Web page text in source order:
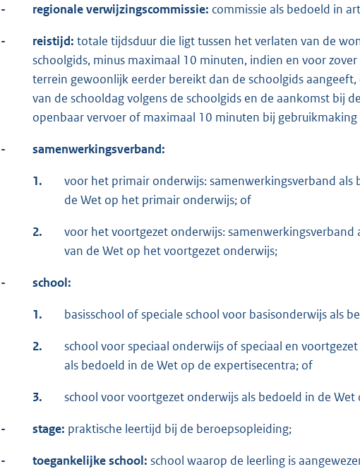
- regionale verwijzingscommissie: commissie als bedoeld in
- reistijd: totale tijdsduur die ligt tussen het verlaten van de
schoolgids, minus maximaal 10 minuten, indien en voor
terrein gewoonlijk eerder bereikt dan de schoolgids
van de schooldag volgens de schoolgids en de aankomst bij
openbaar vervoer of maximaal 10 minuten bij gebruikmaking
- samenwerkingsverband:
1.
voor het primair onderwijs: samenwerkingsverband
de Wet op het primair onderwijs; of
2.
voor het voortgezet onderwijs:
van de Wet op het voortgezet onderwijs;
- school:
1. basisschool of speciale school voor basisonderwijs als
2.
school voor speciaal onderwijs of speciaal en
als bedoeld in de Wet op de expertisecentra; of
3. school voor voortgezet onderwijs als bedoeld in de
- stage: praktische leertijd bij de beroepsopleiding;
- toegankelijke school: school waarop de leerling is